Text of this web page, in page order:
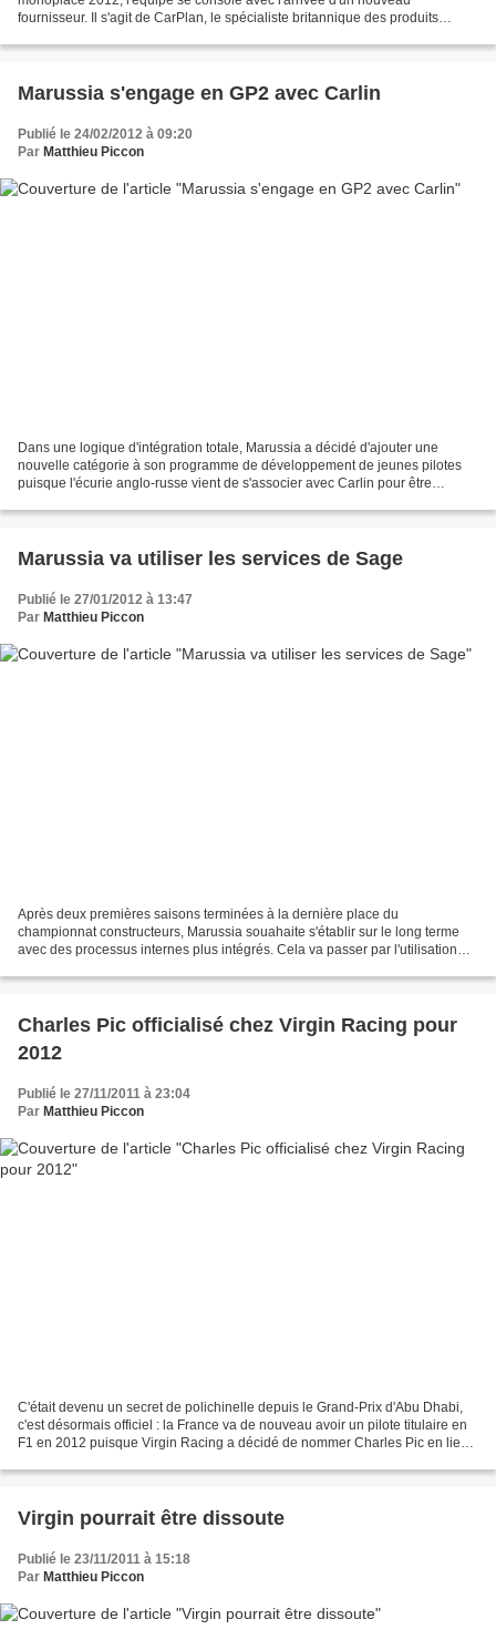
fournisseur. Il s'agit de CarPlan, le spécialiste britannique des produits
Marussia s'engage en GP2 avec Carlin
Publié le 24/02/2012 à 09:20
Par Matthieu Piccon
Dans une logique d'intégration totale, Marussia a décidé d'ajouter une
nouvelle catégorie à son programme de développement de jeunes pilotes
puisque l'écurie anglo-russe vient de s'associer avec Carlin pour être
Marussia va utiliser les services de Sage
Publié le 27/01/2012 à 13:47
Par Matthieu Piccon
Après deux premières saisons terminées à la dernière place du
championnat constructeurs, Marussia souahaite s'établir sur le long terme
avec des processus internes plus intégrés. Cela va passer par l'utilisation
Charles Pic officialisé chez Virgin Racing pour
2012
Publié le 27/11/2011 à 23:04
Par Matthieu Piccon
C'était devenu un secret de polichinelle depuis le Grand-Prix d'Abu Dhabi,
c'est désormais officiel : la France va de nouveau avoir un pilote titulaire en
F1 en 2012 puisque Virgin Racing a décidé de nommer Charles Pic en lieu
Virgin pourrait être dissoute
Publié le 23/11/2011 à 15:18
Par Matthieu Piccon